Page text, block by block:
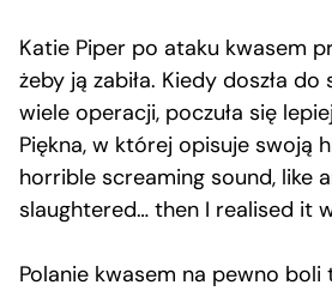
Katie Piper po ataku kwasem
żeby ją zabiła. Kiedy doszła do
wiele operacji, poczuła się
Piękna, w której opisuje swoją
horrible screaming sound, like
slaughtered… then I realised it
Polanie kwasem na pewno boli